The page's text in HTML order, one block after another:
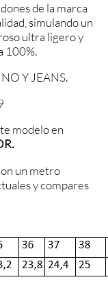
de la marca
simulando un
ultra ligero y
100%.
Y JEANS.
modelo en
un metro
y compares